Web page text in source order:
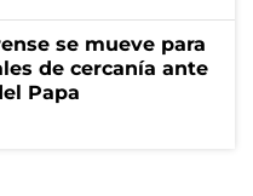
se mueve para
de cercanía ante
Papa